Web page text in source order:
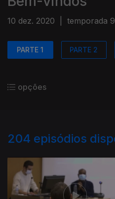
10 dez. 2020 temporada 9
PARTE 1 PARTE 2
opções
204 episódios